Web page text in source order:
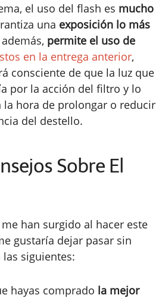
el uso del flash es mucho
una exposición lo más
permite el uso de
en la entrega anterior,
consciente de que la luz que
por la acción del filtro y lo
la hora de prolongar o reducir
del destello.
Sobre El
han surgido al hacer este
gustaría dejar pasar sin
siguientes:
hayas comprado la mejor